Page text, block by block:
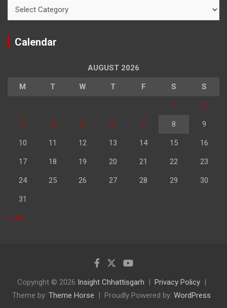
Calendar
AUGUST 2026
M T W T F S S
1 2
3 4 5 6 7 8 9
10 11 12 13 14 15 16
17 18 19 20 21 22 23
24 25 26 27 28 29 30
31
« Jul
Copyright © 2026 Insight Chhattisgarh
Privacy Policy
Theme by: Theme Horse Proudly Powered by: WordPress